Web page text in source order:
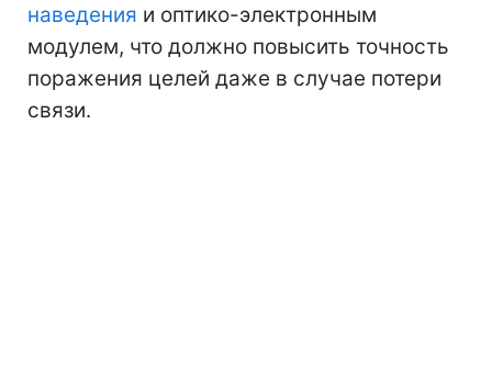
наведения и оптико-электронным
модулем, что должно повысить точность
поражения целей даже в случае потери
связи.